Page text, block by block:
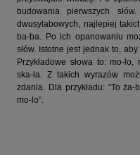
budowania pierwszych
dwusylabowych, najlepiej
ba-ba. Po ich opanowaniu
słów. Istotne jest jednak to,
Przykładowe słowa to: mo-
ska-ła. Z takich wyrazów
zdania. Dla przykładu: “To
mo-lo”.